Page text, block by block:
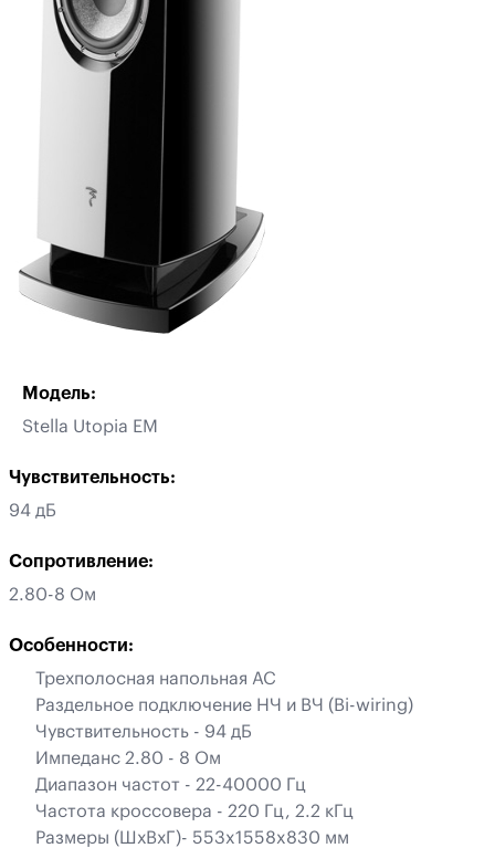
Модель:
Stella Utopia EM
Чувствительность:
94 дБ
Сопротивление:
2.80-8 Ом
Особенности:
Трехполосная напольная АС
Раздельное подключение НЧ и ВЧ (Bi-wiring)
Чувствительность - 94 дБ
Импеданс 2.80 - 8 Ом
Диапазон частот - 22-40000 Гц
Частота кроссовера - 220 Гц, 2.2 кГц
Размеры (ШхВхГ)- 553x1558x830 мм